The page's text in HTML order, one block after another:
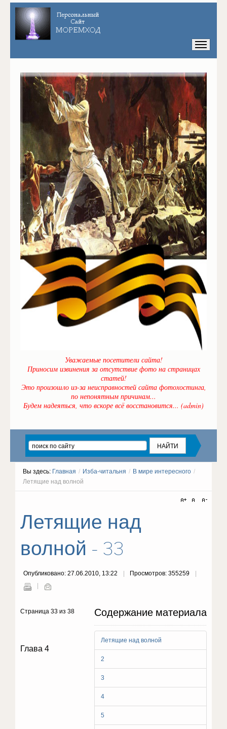
Уважаемые посетители сайта!
Приносим извинения за отсутствие фото на страницах
статей!
Это произошло из-за неисправностей сайта фотохостинга,
по непонятным причинам...
Будем надеяться, что вскоре всё восстановится... (admin)
Вы здесь: Главная / Изба-читальня / В мире интересного /
Летящие над волной
Летящие над
волной - 33
Опубликовано: 27.06.2010, 13:22 Просмотров: 355259
Содержание материала
Летящие над волной
2
3
4
5
Страница 33 из 38
Глава 4